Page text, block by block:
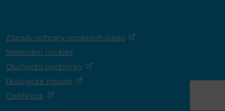
Zásady ochrany osobních údajů
Nastavení cookies
Obchodní podmínky
Ekologické zásady
Certifikace